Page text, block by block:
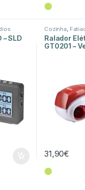
⬤
SLD
Cozinha
Picadoras ,
Ralador
GT0201 –
31,90€
⬤